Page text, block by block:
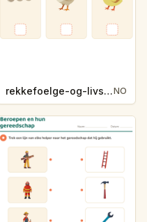
rekkefoelge-og-livssykluser-g1203NO